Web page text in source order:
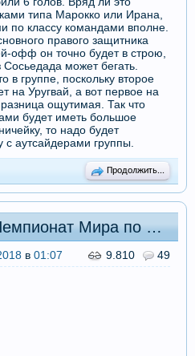
типа Марокко или Ирана,
по классу командами вполне.
правого защитника
офф он точно будет в строю,
может бегать.
в группе, поскольку второе
на Уругвай, а вот первое на
ощутимая. Так что
будет иметь большое
то надо будет
с аутсайдерами группы.
Продолжить...
Мира по футболу 2018. Группа А: превью и прогнозы
49
9.810
в 01:07